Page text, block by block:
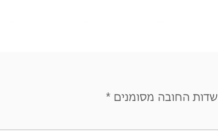
שדות החובה מסומנים *